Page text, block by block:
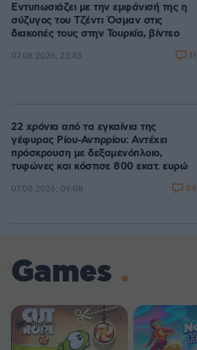
Εντυπωσιάζει με την εμφάνισή της η
σύζυγος του Τζέντι Όσμαν στις
διακοπές τους στην Τουρκία, βίντεο
07.08.2026, 23:43 11
22 χρόνια από τα εγκαίνια της
γέφυρας Ρίου-Αντιρρίου: Αντέχει
πρόσκρουση με δεξαμενόπλοιο,
τυφώνες και κόστισε 800 εκατ. ευρώ
07.08.2026, 09:08 84
Games